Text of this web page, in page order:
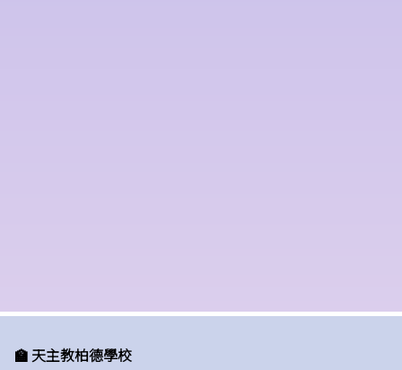
🏫 天主教柏德學校